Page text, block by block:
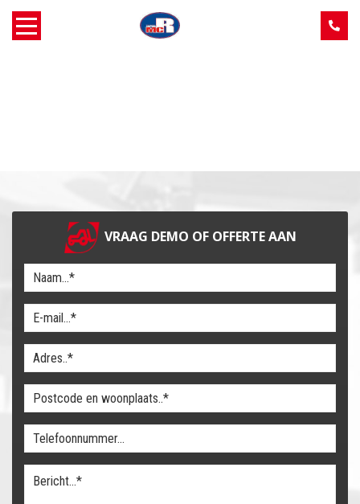
Service
Machine aanbod
Nieuws
Contact
VRAAG DEMO OF OFFERTE AAN